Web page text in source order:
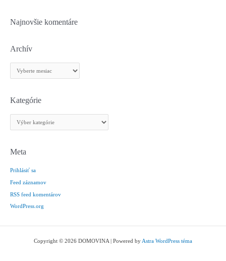
Najnovšie komentáre
Archív
r
h
Kategórie
a
e
ó
r
i
e
Meta
Prihlásiť sa
Feed záznamov
RSS feed komentárov
WordPress.org
Copyright © 2026 DOMOVINA | Powered by Astra WordPress téma